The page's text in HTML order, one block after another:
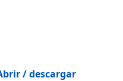
/ descargar